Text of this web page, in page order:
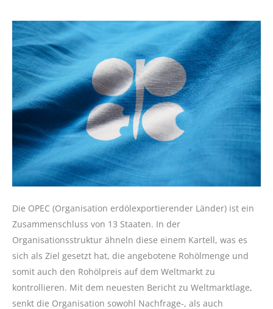
Die OPEC (Organisation erdölexportierender Länder) ist ein
Zusammenschluss von 13 Staaten. In der
Organisationsstruktur ähneln diese einem Kartell, was es
sich als Ziel gesetzt hat, die angebotene Rohölmenge und
somit auch den Rohölpreis auf dem Weltmarkt zu
kontrollieren. Mit dem neuesten Bericht zu Weltmarktlage,
senkt die Organisation sowohl Nachfrage-, als auch